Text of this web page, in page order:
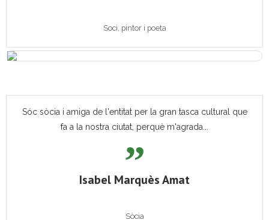
Soci, pintor i poeta
Sóc sòcia i amiga de l'entitat per la gran tasca cultural que
fa a la nostra ciutat, perquè m'agrada...
Isabel Marquès Amat
Sòcia